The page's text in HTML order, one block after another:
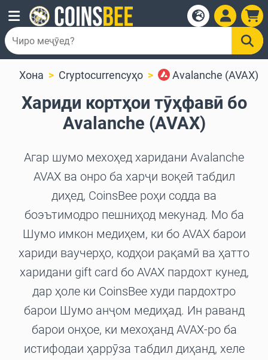
Хона Cryptocurrencyҳо Avalanche (AVAX)
Хариди кортҳои тӯҳфавӣ бо
Avalanche (AVAX)
Агар шумо мехоҳед харидани Avalanche
AVAX ва онро ба харҷи воқеӣ табдил
диҳед, CoinsBee роҳи содда ва
боэътимодро пешниҳод мекунад. Мо ба
Шумо имкон медиҳем, ки бо AVAX барои
хариди ваучерҳо, кодҳои рақамӣ ва ҳатто
харидани gift card бо AVAX пардохт кунед,
дар ҳоле ки CoinsBee худи пардохтро
барои Шумо анҷом медиҳад. Ин раванд
барои онҳое, ки мехоҳанд AVAX-ро ба
истифодаи ҳаррӯза табдил диҳанд, хеле